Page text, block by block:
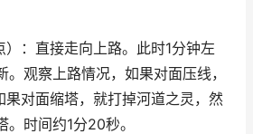
：直接走向上路。此时1分钟左
观察上路情况，如果对面压线，
果对面缩塔，就打掉河道之灵，然
时间约1分20秒。